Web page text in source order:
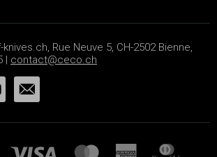
Rue Neuve 5, CH-2502 Bienne,
| contact@ceco.ch